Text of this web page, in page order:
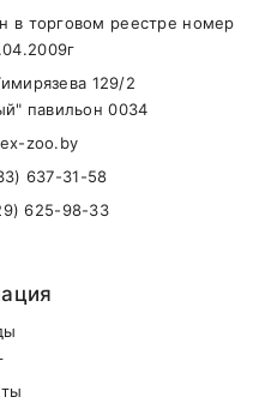
в торговом реестре номер
129/2
павильон 0034
zoo.by
637-31-58
625-98-33